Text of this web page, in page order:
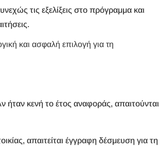
τις εξελίξεις στο πρόγραμμα και
και ασφαλή επιλογή για τη
ήταν κενή το έτος αναφοράς, απαιτούνται
απαιτείται έγγραφη δέσμευση για τη